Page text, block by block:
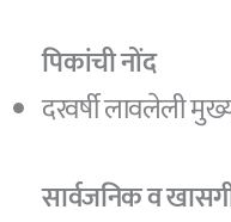
पिकांची नोंद
दरवर्षी लावलेली
सार्वजनिक व